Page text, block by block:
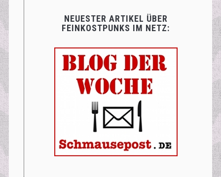
NEUESTER ARTIKEL ÜBER
FEINKOSTPUNKS IM NETZ: